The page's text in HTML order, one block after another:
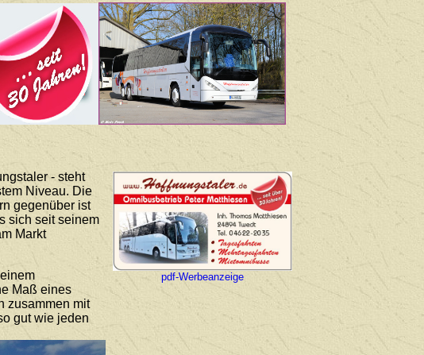
- steht
Niveau. Die
gegenüber ist
sich seit seinem
Markt
Maß eines
zusammen mit
gut wie jeden
pdf-Werbeanzeige